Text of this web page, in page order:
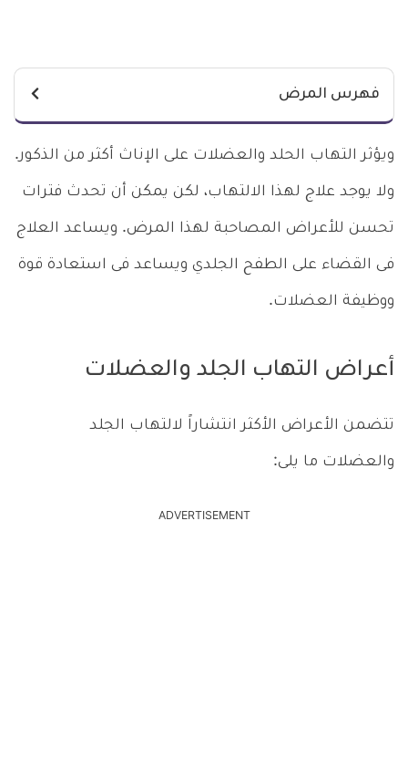
فهرس المرض
ويؤثر التهاب الحلد والعضلات على الإناث أكثر من الذكور.
ولا يوجد علاج لهذا الالتهاب، لكن يمكن أن تحدث فترات
تحسن للأعراض المصاحبة لهذا المرض. ويساعد العلاج
فى القضاء على الطفح الجلدي ويساعد فى استعادة قوة
ووظيفة العضلات.
أعراض التهاب الجلد والعضلات
تتضمن الأعراض الأكثر انتشاراً لالتهاب الجلد
والعضلات ما يلى:
ADVERTISEMENT